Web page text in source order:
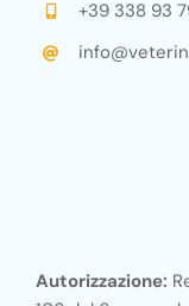
+39 338 93
Autorizzazione: